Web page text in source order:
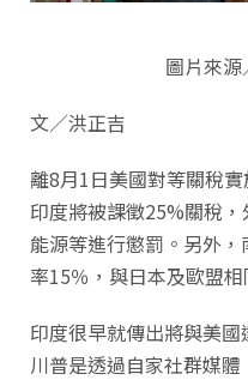
圖片來
文／洪正吉
離8月1日美國對等關稅
印度將被課徵25%關稅
能源等進行懲罰。另外
率15％，與日本及歐盟相
印度很早就傳出將與美
川普是透過自家社群媒